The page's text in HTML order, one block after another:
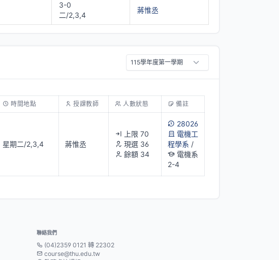
3-0
二/2,3,4
蔣惟丞
時間地點 授課教師 人數狀態 備註
星期二/2,3,4 蔣惟丞
上限 70
現選 36
餘額 34
28026
電機工
程學系 /
電機系
2-4
聯絡我們
(04)2359 0121 轉 22302
course@thu.edu.tw